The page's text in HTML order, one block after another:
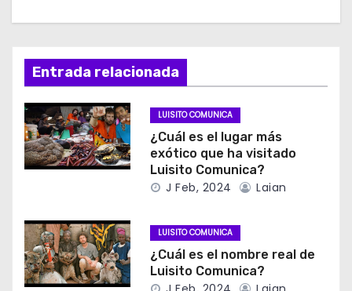
Entrada relacionada
LUISITO COMUNICA
¿Cuál es el lugar más
exótico que ha visitado
Luisito Comunica?
J Feb, 2024 Laian
LUISITO COMUNICA
¿Cuál es el nombre real de
Luisito Comunica?